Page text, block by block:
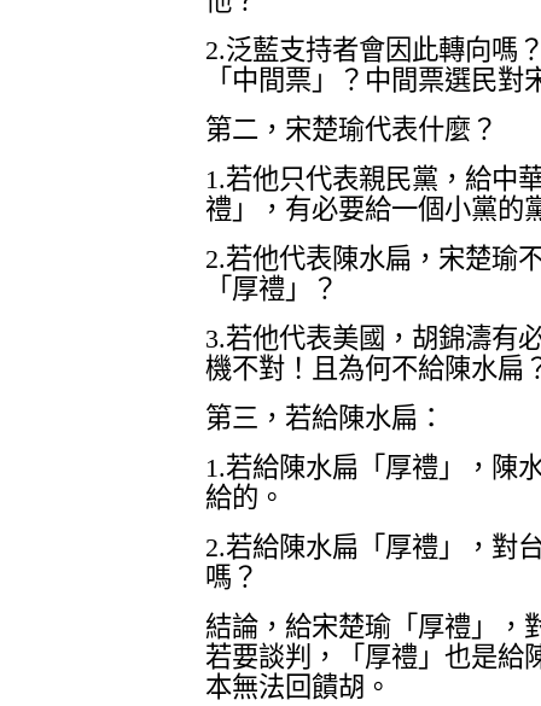
2.泛藍支持者會因此轉向嗎
「中間票」？中間票選民對
第二，宋楚瑜代表什麼？
1.若他只代表親民黨，給中
禮」，有必要給一個小黨的
2.若他代表陳水扁，宋楚瑜
「厚禮」？
3.若他代表美國，胡錦濤有
機不對！且為何不給陳水扁
第三，若給陳水扁：
1.若給陳水扁「厚禮」，陳
給的。
2.若給陳水扁「厚禮」，對
嗎？
結論，給宋楚瑜「厚禮」，
若要談判，「厚禮」也是給
本無法回饋胡。